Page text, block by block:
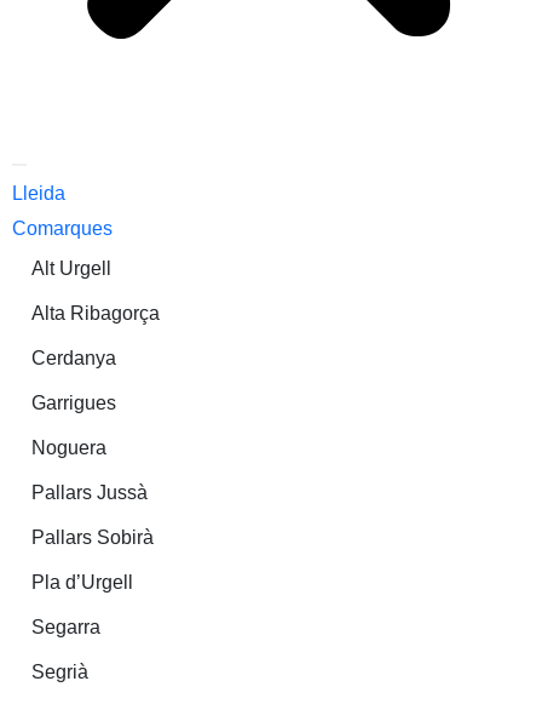
Lleida
Comarques
Alt Urgell
Alta Ribagorça
Cerdanya
Garrigues
Noguera
Pallars Jussà
Pallars Sobirà
Pla d’Urgell
Segarra
Segrià